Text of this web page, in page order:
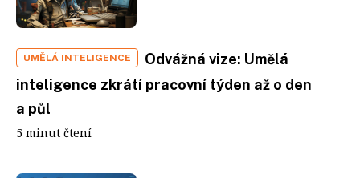
UMĚLÁ INTELIGENCE
Odvážná vize: Umělá
inteligence zkrátí pracovní týden až o den
a půl
5 minut čtení